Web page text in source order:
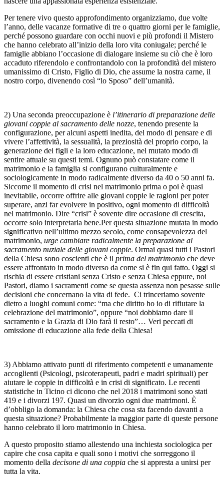
Per tenere vivo questo approfondimento organizziamo, due volte
l’anno, delle vacanze formative di tre o quattro giorni per le famiglie,
perché possono guardare con occhi nuovi e più profondi il Mistero
che hanno celebrato all’inizio della loro vita coniugale; perché le
famiglie abbiano l’occasione di dialogare insieme su ciò che è loro
accaduto riferendolo e confrontandolo con la profondità del mistero
umanissimo di Cristo, Figlio di Dio, che assume la nostra carne, il
nostro corpo, divenendo così “lo Sposo” dell’umanità.
2) Una seconda preoccupazione è l’itinerario di preparazione delle
giovani coppie al sacramento delle nozze, tenendo presente la
configurazione, per alcuni aspetti inedita, del modo di pensare e di
vivere l’affettività, la sessualità, la preziosità del proprio corpo, la
generazione dei figli e la loro educazione, nel mutato modo di
sentire attuale su questi temi. Ognuno può constatare come il
matrimonio e la famiglia si configurano culturalmente e
sociologicamente in modo radicalmente diverso da 40 o 50 anni fa.
Siccome il momento di crisi nel matrimonio prima o poi è quasi
inevitabile, occorre offrire alle giovani coppie le ragioni per poter
superare, anzi far evolvere in positivo, ogni momento di difficoltà
nel matrimonio. Dire “crisi” è sovente dire occasione di crescita,
occorre solo interpretarla bene.Per questa situazione mutata in modo
significativo nell’ultimo mezzo secolo, come consapevolezza del
matrimonio, urge cambiare radicalmente la preparazione al
sacramento nuziale delle giovani coppie. Ormai quasi tutti i Pastori
della Chiesa sono coscienti che è il prima del matrimonio che deve
essere affrontato in modo diverso da come si è fin qui fatto. Oggi si
rischia di essere cristiani senza Cristo e senza Chiesa eppure, noi
Pastori, diamo i sacramenti come se questa assenza non pesasse sulle
decisioni che concernano la vita di fede. Ci trinceriamo sovente
dietro a luoghi comuni come: “ma che diritto ho io di rifiutare la
celebrazione del matrimonio”, oppure “noi dobbiamo dare il
sacramento e la Grazia di Dio farà il resto”… Veri peccati di
omissione di educazione alla fede della Chiesa!
3) Abbiamo attivato punti di riferimento competenti e umanamente
accoglienti (Psicologi, psicoterapeuti, padri e madri spirituali) per
aiutare le coppie in difficoltà e in crisi di significato. Le recenti
statistiche in Ticino ci dicono che nel 2018 i matrimoni sono stati
419 e i divorzi 197. Quasi un divorzio ogni due matrimoni. È
d’obbligo la domanda: la Chiesa che cosa sta facendo davanti a
questa situazione? Probabilmente la maggior parte di queste persone
hanno celebrato il loro matrimonio in Chiesa.
A questo proposito stiamo allestendo una inchiesta sociologica per
capire che cosa capita e quali sono i motivi che sorreggono il
momento della decisone di una coppia che si appresta a unirsi per
tutta la vita.